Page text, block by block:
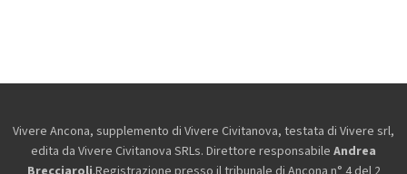
Vivere Ancona, supplemento di Vivere Civitanova, testata di Vivere srl,
edita da Vivere Civitanova SRLs. Direttore responsabile Andrea